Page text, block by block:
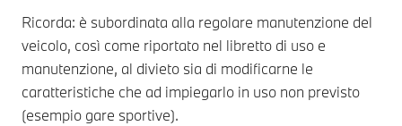
Ricorda: è subordinata alla regolare manutenzione del
veicolo, così come riportato nel libretto di uso e
manutenzione, al divieto sia di modificarne le
caratteristiche che ad impiegarlo in uso non previsto
(esempio gare sportive).